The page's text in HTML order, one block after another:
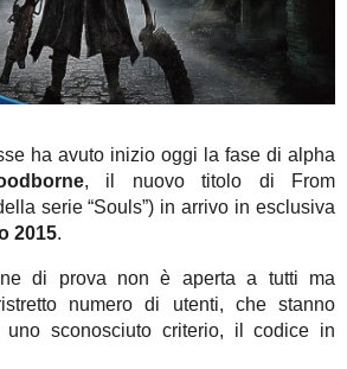
ha avuto inizio oggi la fase di alpha
, il nuovo titolo di From
serie “Souls”) in arrivo in esclusiva
2015.
di prova non è aperta a tutti ma
numero di utenti, che stanno
uno sconosciuto criterio, il codice in